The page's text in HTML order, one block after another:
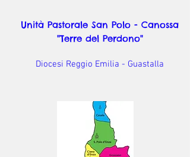
Unità Pastorale San Polo - Canossa
"Terre del Perdono"
Diocesi Reggio Emilia - Guastalla